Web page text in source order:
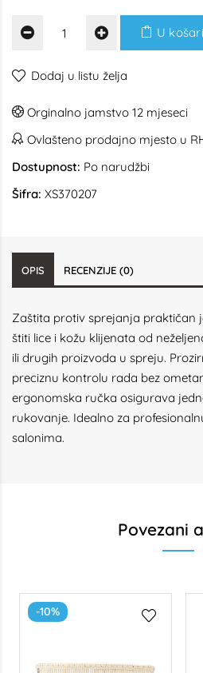
U
Dodaj u listu želja
Orginalno jamstvo 12 mjeseci
Ovlašteno prodajno mjesto u
Dostupnost: Po narudžbi
Šifra: XS370207
OPIS RECENZIJE (0)
Zaštita protiv sprejanja praktičan
štiti lice i kožu klijenata od
ili drugih proizvoda u spreju.
preciznu kontrolu rada bez
ergonomska ručka osigurava
rukovanje. Idealno za
salonima.
Povezani
-10%